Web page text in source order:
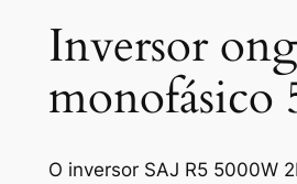
Inversor
monofásico
O inversor SAJ R5 5000W